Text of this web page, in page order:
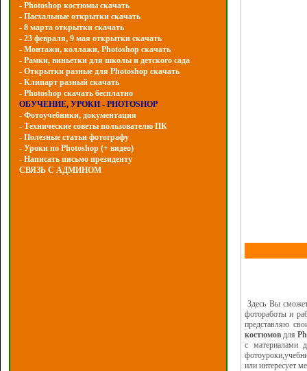
- Photoshop костюмы скачать
- Пасхальные открытки скачать
- 8 марта открытки скачать
- 23 февраля, 9 мая открытки скачать
- Монтажи, коллажи, Photoshop скачать
- Рамки, виньетки для школы и детского сада
- Открытки разные для Photoshop скачать
- Клипарт разный скачать
- Photoshop скачать бесплатно
ОБУЧЕНИЕ, УРОКИ - PHOTOSHOP
- Фотоучебники, документация
- Технические советы пользователю ПК
- Полезные статьи фотографу
- Уроки по Photoshop (+ видео)
- Написать письмо президенту
СВЯЗЬ С АДМИНОМ
Здесь Вы
фотоработы и
представляю
костюмовдля
с материалами
или интересует